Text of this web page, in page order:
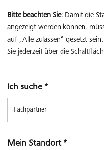
Bitte beachten Sie: Damit die
angezeigt werden können,
auf „Alle zulassen“ gesetzt
Sie jederzeit über die
Ich suche *
Mein Standort *